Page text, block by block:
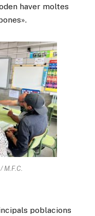
haver moltes
M.F.C.
poblacions